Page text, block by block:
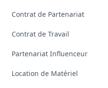
Contrat de Partenariat
Contrat de Travail
Partenariat Influenceur
Location de Matériel